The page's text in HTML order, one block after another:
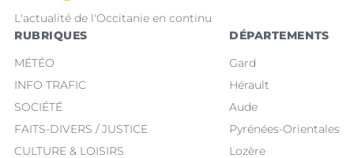
L'actualité de l'Occitanie en continu
RUBRIQUES
MÉTÉO
INFO TRAFIC
SOCIÉTÉ
FAITS-DIVERS / JUSTICE
CULTURE & LOISIRS
DÉPARTEMENTS
Gard
Hérault
Aude
Pyrénées-Orientales
Lozère